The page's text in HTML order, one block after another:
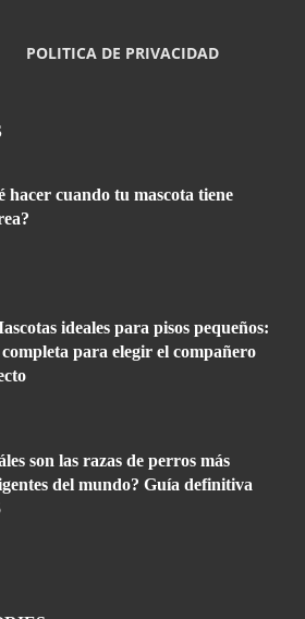
POLITICA DE PRIVACIDAD
hacer cuando tu mascota tiene
ideales para pisos pequeños:
para elegir el compañero
son las razas de perros más
del mundo? Guía definitiva